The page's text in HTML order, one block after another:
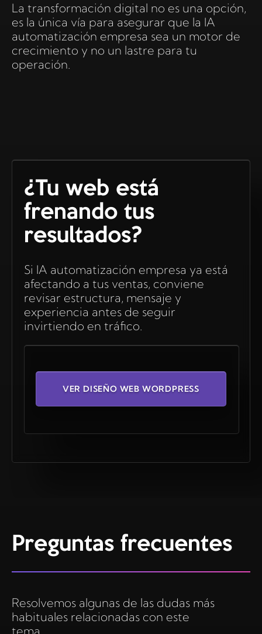
La transformación digital no es una opción,
es la única vía para asegurar que la IA
automatización empresa sea un motor de
crecimiento y no un lastre para tu
operación.
¿Tu web está
frenando tus
resultados?
Si IA automatización empresa ya está
afectando a tus ventas, conviene
revisar estructura, mensaje y
experiencia antes de seguir
invirtiendo en tráfico.
VER DISEÑO WEB WORDPRESS
Preguntas frecuentes
Resolvemos algunas de las dudas más
habituales relacionadas con este
tema.